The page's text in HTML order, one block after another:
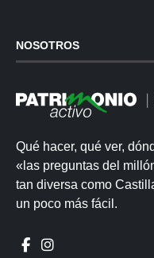
NOSOTROS
Qué hacer, qué ver,
«las preguntas del
tan diversa como
un poco más fácil.